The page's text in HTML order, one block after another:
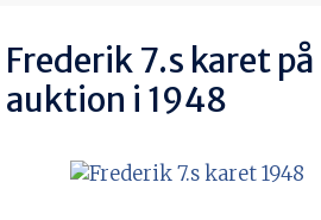
Frederik 7.s karet på
auktion i 1948